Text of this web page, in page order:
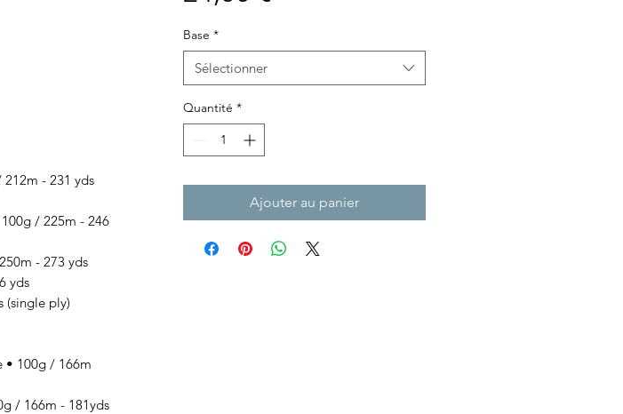
- 231 yds
100g / 225m - 246
m - 273 yds
yds
(single ply)
• 100g / 166m
/ 166m - 181yds
Base *
Sélectionner
Quantité *
Ajouter au panier